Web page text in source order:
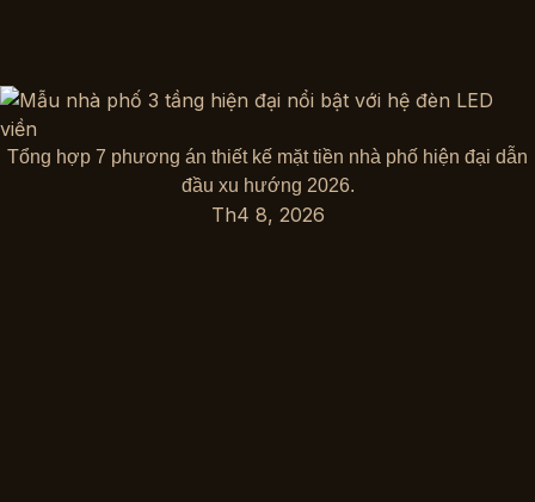
Tổng hợp 7 phương án thiết kế mặt tiền nhà phố hiện đại dẫn
đầu xu hướng 2026.
Th4 8, 2026